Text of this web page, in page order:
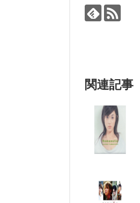
関連記事